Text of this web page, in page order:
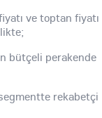
ve toptan fiyatı
bütçeli perakende
rekabetçi